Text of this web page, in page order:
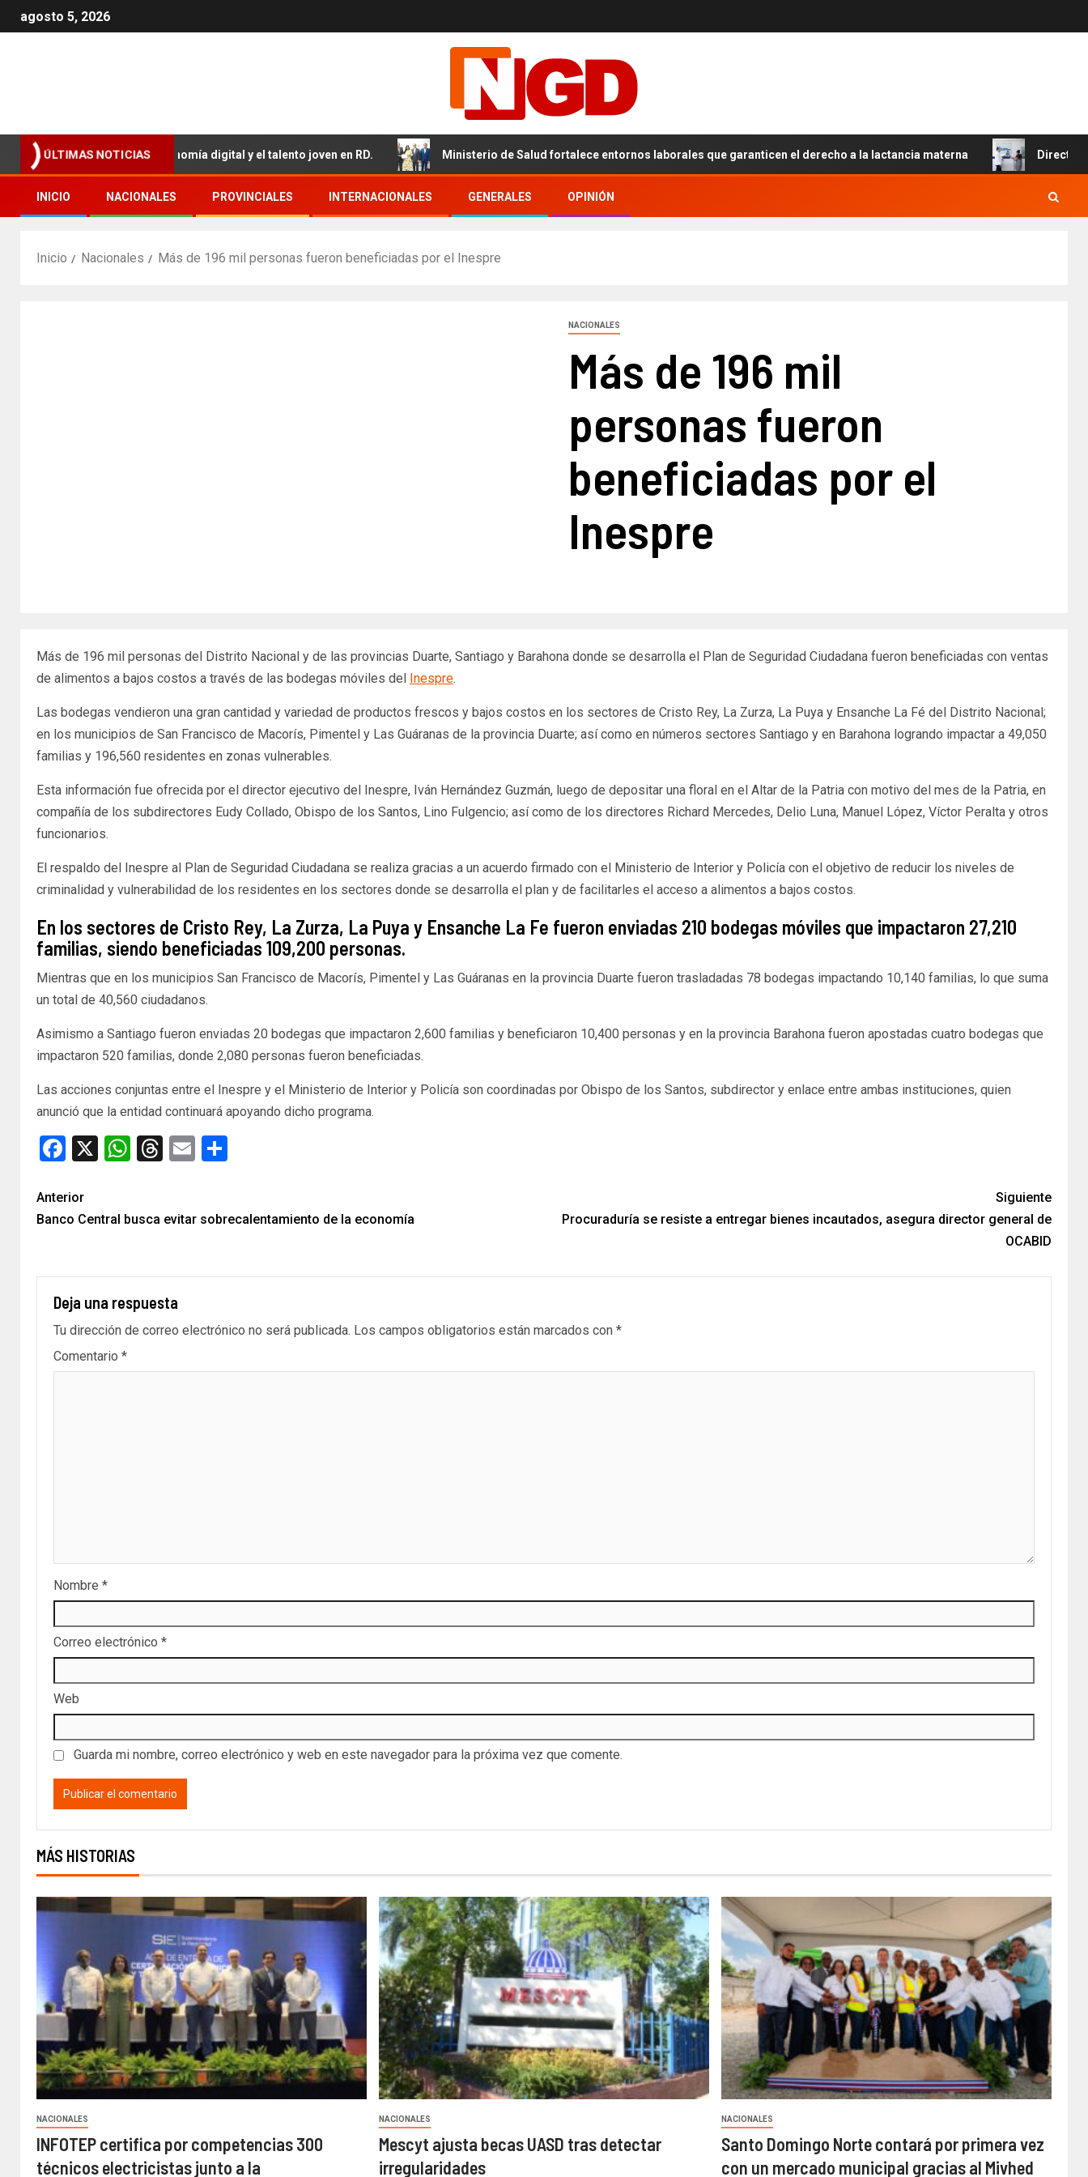
agosto 5, 2026
ÚLTIMAS NOTICIAS
para impulsar la economía digital y el talento joven en RD. Ministerio de Salud fortalece entornos laborales que garanticen el derecho a la lactancia materna Director del SNS
INICIO NACIONALES PROVINCIALES INTERNACIONALES GENERALES OPINIÓN
Inicio Nacionales Más de 196 mil personas fueron beneficiadas por el Inespre
NACIONALES
Más de 196 mil
personas fueron
beneficiadas por el
Inespre
Más de 196 mil personas del Distrito Nacional y de las provincias Duarte, Santiago y Barahona donde se desarrolla el Plan de Seguridad Ciudadana fueron beneficiadas con ventas
de alimentos a bajos costos a través de las bodegas móviles del Inespre.
Las bodegas vendieron una gran cantidad y variedad de productos frescos y bajos costos en los sectores de Cristo Rey, La Zurza, La Puya y Ensanche La Fé del Distrito Nacional;
en los municipios de San Francisco de Macorís, Pimentel y Las Guáranas de la provincia Duarte; así como en números sectores Santiago y en Barahona logrando impactar a 49,050
familias y 196,560 residentes en zonas vulnerables.
Esta información fue ofrecida por el director ejecutivo del Inespre, Iván Hernández Guzmán, luego de depositar una floral en el Altar de la Patria con motivo del mes de la Patria, en
compañía de los subdirectores Eudy Collado, Obispo de los Santos, Lino Fulgencio; así como de los directores Richard Mercedes, Delio Luna, Manuel López, Víctor Peralta y otros
funcionarios.
El respaldo del Inespre al Plan de Seguridad Ciudadana se realiza gracias a un acuerdo firmado con el Ministerio de Interior y Policía con el objetivo de reducir los niveles de
criminalidad y vulnerabilidad de los residentes en los sectores donde se desarrolla el plan y de facilitarles el acceso a alimentos a bajos costos.
En los sectores de Cristo Rey, La Zurza, La Puya y Ensanche La Fe fueron enviadas 210 bodegas móviles que impactaron 27,210
familias, siendo beneficiadas 109,200 personas.
Mientras que en los municipios San Francisco de Macorís, Pimentel y Las Guáranas en la provincia Duarte fueron trasladadas 78 bodegas impactando 10,140 familias, lo que suma
un total de 40,560 ciudadanos.
Asimismo a Santiago fueron enviadas 20 bodegas que impactaron 2,600 familias y beneficiaron 10,400 personas y en la provincia Barahona fueron apostadas cuatro bodegas que
impactaron 520 familias, donde 2,080 personas fueron beneficiadas.
Las acciones conjuntas entre el Inespre y el Ministerio de Interior y Policía son coordinadas por Obispo de los Santos, subdirector y enlace entre ambas instituciones, quien
anunció que la entidad continuará apoyando dicho programa.
Facebook
X WhatsApp
Threads
Email
Anterior
Banco Central busca evitar sobrecalentamiento de la economía
Siguiente
Procuraduría se resiste a entregar bienes incautados, asegura director general de
OCABID
Deja una respuesta
Tu dirección de correo electrónico no será publicada. Los campos obligatorios están marcados con *
Comentario *
Nombre *
Correo electrónico *
Web
Guarda mi nombre, correo electrónico y web en este navegador para la próxima vez que comente.
MÁS HISTORIAS
NACIONALES
INFOTEP certifica por competencias 300
técnicos electricistas junto a la
NACIONALES
Mescyt ajusta becas UASD tras detectar
irregularidades
NACIONALES
Santo Domingo Norte contará por primera vez
con un mercado municipal gracias al Mivhed